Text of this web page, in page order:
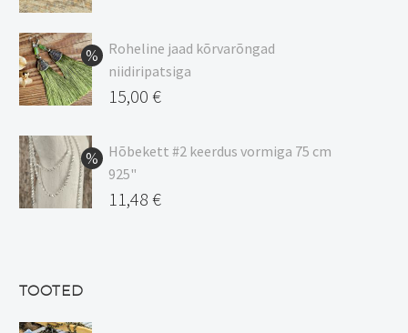
9,00 €
kuni
20,44 €
Roheline jaad kõrvarõngad
niidiripatsiga
Algne
oli:
17,00 €.
15,00 €
hind
on:
15,00 €.
Hõbekett #2 keerdus vormiga 75 cm
925"
Algne
11,48 €
TOOTED